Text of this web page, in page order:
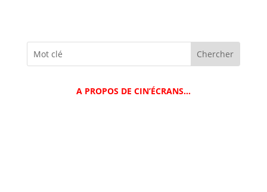
A PROPOS DE CIN’ÉCRANS…